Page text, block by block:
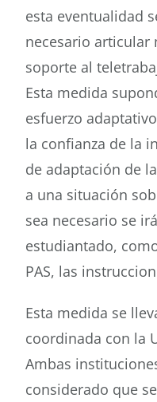
esta eventualidad
necesario articular
soporte al
Esta medida
esfuerzo
la confianza de la
de adaptación de
a una situación
sea necesario se
estudiantado,
PAS, las
Esta medida se
coordinada con la
Ambas
considerado que